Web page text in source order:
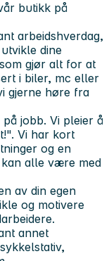
butikk på
arbeidshverdag,
dine
gjør alt for at
i biler, mc eller
gjerne høre fra
jobb. Vi pleier å
Vi har kort
og en
alle være med
av din egen
og motivere
annet